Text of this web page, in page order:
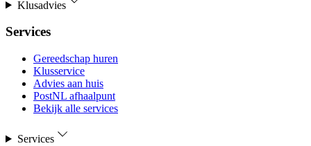
Klusadvies
Services
Gereedschap huren
Klusservice
Advies aan huis
PostNL afhaalpunt
Bekijk alle services
Services